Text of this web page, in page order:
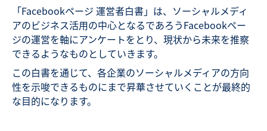
「Facebookページ 運営者白書」は、ソーシャルメディ
アのビジネス活用の中心となるであろうFacebookペー
ジの運営を軸にアンケートをとり、現状から未来を推察
できるようなものとしていきます。
この白書を通じて、各企業のソーシャルメディアの方向
性を示唆できるものにまで昇華させていくことが最終的
な目的になります。